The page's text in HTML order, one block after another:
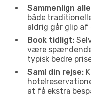
Sammenlign
både
aldrig går glip
Book tidligt:
være
typisk bedre
Saml din rejse:
at få ekstra